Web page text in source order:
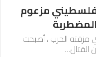
فلسطيني مزعوم
مزقته الحرب ، أصبحت
القتال…